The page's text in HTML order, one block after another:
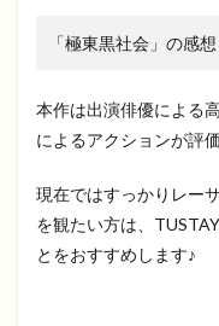
「極東黒社会」の感
本作は出演俳優による
によるアクションが評
現在ではすっかりレー
を観たい方は、
とをおすすめします♪